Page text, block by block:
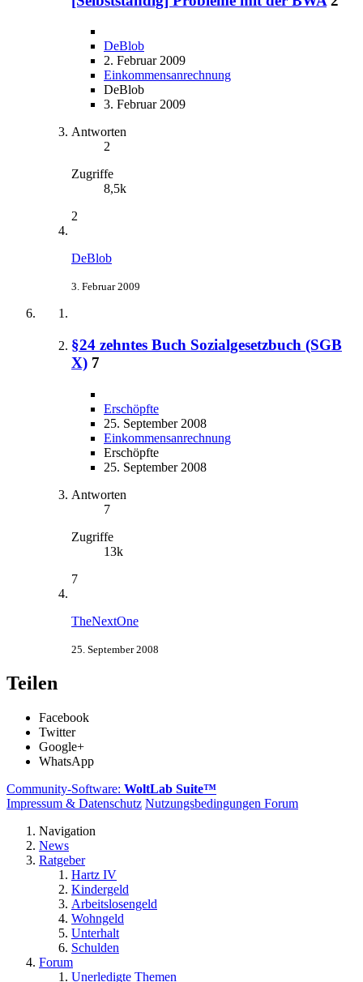
DeBlob
2. Februar 2009
Einkommensanrechnung
DeBlob
3. Februar 2009
Antworten
2
Zugriffe
8,5k
2
DeBlob
3. Februar 2009
§24 zehntes Buch Sozialgesetzbuch (SGB
X) 7
Erschöpfte
25. September 2008
Einkommensanrechnung
Erschöpfte
25. September 2008
Antworten
7
Zugriffe
13k
7
TheNextOne
25. September 2008
Teilen
Facebook
Twitter
Google+
WhatsApp
Community-Software: WoltLab Suite™
Impressum & Datenschutz Nutzungsbedingungen Forum
Navigation
News
Ratgeber
Hartz IV
Kindergeld
Arbeitslosengeld
Wohngeld
Unterhalt
Schulden
Forum
Unerledigte Themen